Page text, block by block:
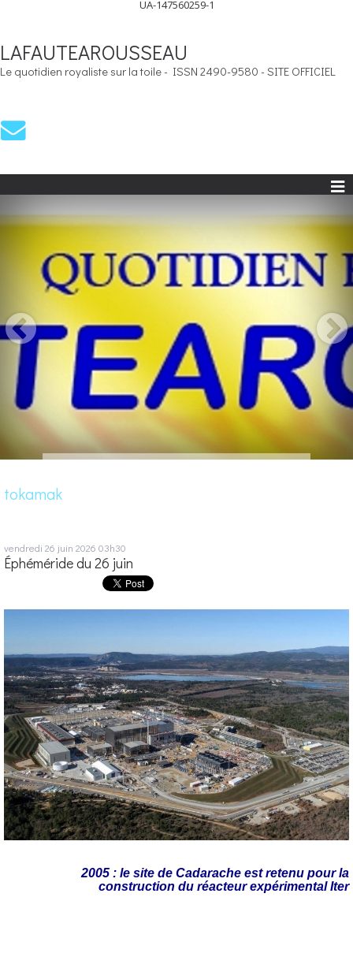
UA-147560259-1
LAFAUTEAROUSSEAU
Le quotidien royaliste sur la toile - ISSN 2490-9580 - SITE OFFICIEL
tokamak
vendredi 26 juin 2026 03h30
Éphéméride du 26 juin
2005 : le site de Cadarache est retenu pour la
construction du réacteur expérimental Iter